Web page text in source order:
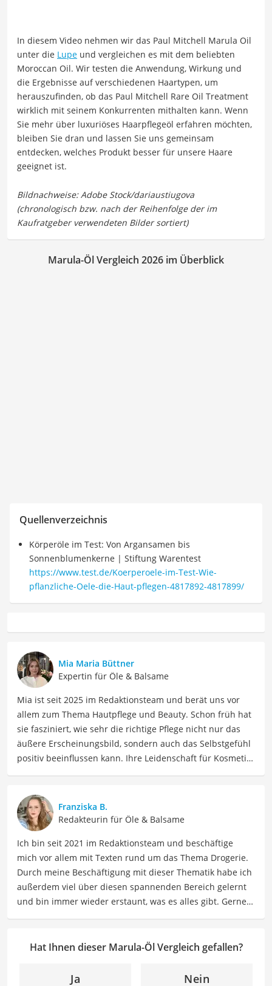
In diesem Video nehmen wir das Paul Mitchell Marula Oil
unter die Lupe und vergleichen es mit dem beliebten
Moroccan Oil. Wir testen die Anwendung, Wirkung und
die Ergebnisse auf verschiedenen Haartypen, um
herauszufinden, ob das Paul Mitchell Rare Oil Treatment
wirklich mit seinem Konkurrenten mithalten kann. Wenn
Sie mehr über luxuriöses Haarpflegeöl erfahren möchten,
bleiben Sie dran und lassen Sie uns gemeinsam
entdecken, welches Produkt besser für unsere Haare
geeignet ist.
Marula-Öl Vergleich 2026 im Überblick
Quellenverzeichnis
Körperöle im Test: Von Argansamen bis
Sonnenblumenkerne | Stiftung Warentest
https://www.test.de/Koerperoele-im-Test-Wie-
pflanzliche-Oele-die-Haut-pflegen-4817892-4817899/
Mia Maria Büttner
Expertin für Öle & Balsame
Mia ist seit 2025 im Redaktionsteam und berät uns vor
allem zum Thema Hautpflege und Beauty. Schon früh hat
sie fasziniert, wie sehr die richtige Pflege nicht nur das
äußere Erscheinungsbild, sondern auch das Selbstgefühl
positiv beeinflussen kann. Ihre Leidenschaft für Kosmetik
nun Menschen dabei, die richtigen Produkte für sie zu
finden. Mia liebt es, sich in Inhaltsstoffe und
Produktversprechen hineinzudenken und diese
verständlich aufzuschlüsseln. Als Ausgleich zu ihrer
Arbeit findet Mia Ruhe im Sport und beim Lesen, und
außerdem beim Verfolgen ihrer Interessen an
Neurowissenschaft und Spiritualität.
Der Marula-Öl-Vergleich ist aus unserer Sicht besonders
Franziska B.
Redakteurin für Öle & Balsame
Ich bin seit 2021 im Redaktionsteam und beschäftige
mich vor allem mit Texten rund um das Thema Drogerie.
Durch meine Beschäftigung mit dieser Thematik habe ich
außerdem viel über diesen spannenden Bereich gelernt
und bin immer wieder erstaunt, was es alles gibt. Gerne
über Beauty- sowie Pflegeprodukte, Gesundheitsartikel,
umfassen Produktvergleiche, Tipps, Trends und
Hat Ihnen dieser Marula-Öl Vergleich gefallen?
Ja Nein